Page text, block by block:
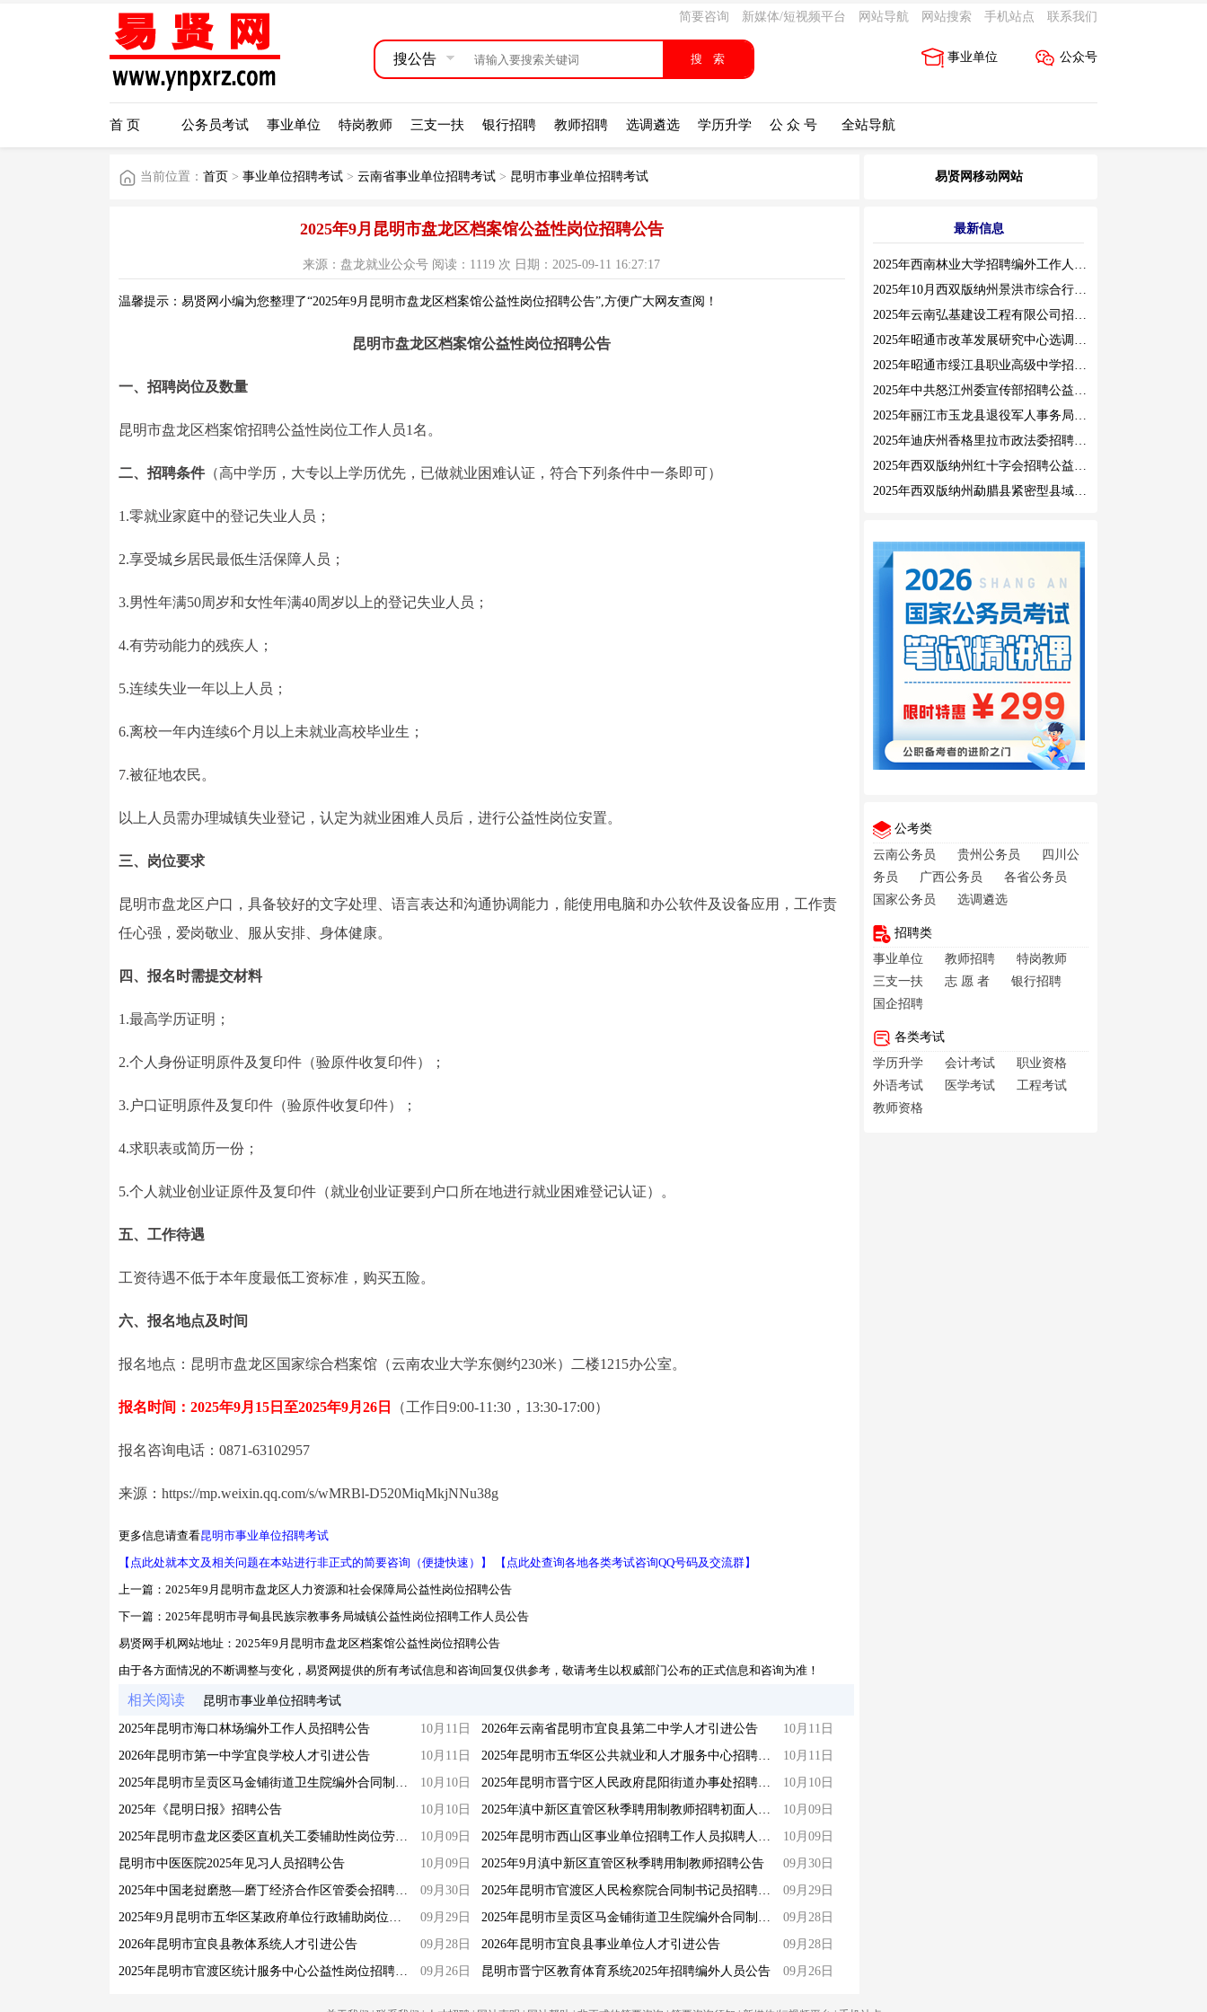
简要咨询 新媒体/短视频平台 网站导航 网站搜索 手机站点 联系我们
搜公告 公众号
事业单位
首 页 公务员考试 事业单位 特岗教师 三支一扶 银行招聘 教师招聘 选调遴选 学历升学 公 众 号 全站导航
当前位置： 首页 > 事业单位招聘考试 > 云南省事业单位招聘考试 > 昆明市事业单位招聘考试
2025年9月昆明市盘龙区档案馆公益性岗位招聘公告
来源：盘龙就业公众号 阅读：1119 次 日期：2025-09-11 16:27:17
温馨提示：易贤网小编为您整理了“2025年9月昆明市盘龙区档案馆公益性岗位招聘公告”,方便广大网友查阅！
昆明市盘龙区档案馆公益性岗位招聘公告
一、招聘岗位及数量
昆明市盘龙区档案馆招聘公益性岗位工作人员1名。
二、招聘条件（高中学历，大专以上学历优先，已做就业困难认证，符合下列条件中一条即可）
1.零就业家庭中的登记失业人员；
2.享受城乡居民最低生活保障人员；
3.男性年满50周岁和女性年满40周岁以上的登记失业人员；
4.有劳动能力的残疾人；
5.连续失业一年以上人员；
6.离校一年内连续6个月以上未就业高校毕业生；
7.被征地农民。
以上人员需办理城镇失业登记，认定为就业困难人员后，进行公益性岗位安置。
三、岗位要求
昆明市盘龙区户口，具备较好的文字处理、语言表达和沟通协调能力，能使用电脑和办公软件及设备应用，工作责
任心强，爱岗敬业、服从安排、身体健康。
四、报名时需提交材料
1.最高学历证明；
2.个人身份证明原件及复印件（验原件收复印件）；
3.户口证明原件及复印件（验原件收复印件）；
4.求职表或简历一份；
5.个人就业创业证原件及复印件（就业创业证要到户口所在地进行就业困难登记认证）。
五、工作待遇
工资待遇不低于本年度最低工资标准，购买五险。
六、报名地点及时间
报名地点：昆明市盘龙区国家综合档案馆（云南农业大学东侧约230米）二楼1215办公室。
报名时间：2025年9月15日至2025年9月26日 （工作日9:00-11:30，13:30-17:00）
报名咨询电话：0871-63102957
来源：https://mp.weixin.qq.com/s/wMRBl-D520MiqMkjNNu38g
更多信息请查看昆明市事业单位招聘考试
【点此处就本文及相关问题在本站进行非正式的简要咨询（便捷快速）】
【点此处查询各地各类考试咨询QQ号码及交流群】
上一篇： 2025年9月昆明市盘龙区人力资源和社会保障局公益性岗位招聘公告
下一篇： 2025年昆明市寻甸县民族宗教事务局城镇公益性岗位招聘工作人员公告
易贤网手机网站地址： 2025年9月昆明市盘龙区档案馆公益性岗位招聘公告
由于各方面情况的不断调整与变化，易贤网提供的所有考试信息和咨询回复仅供参考，敬请考生以权威部门公布的正式信息和咨询为准！
相关阅读 昆明市事业单位招聘考试
2025年昆明市海口林场编外工作人员招聘公告 10月11日 2026年云南省昆明市宜良县第二中学人才引进公告
10月11日
2026年昆明市第一中学宜良学校人才引进公告
10月11日 2025年昆明市五华区公共就业和人才服务中心招聘公益性岗位人员公告
10月11日
2025年昆明市呈贡区马金铺街道卫生院编外合同制专业技术人员招聘笔试公告
10月10日 2025年昆明市晋宁区人民政府昆阳街道办事处招聘编外人员公告
10月10日
2025年《昆明日报》招聘公告
10月10日 2025年滇中新区直管区秋季聘用制教师招聘初面人员公告
10月09日
2025年昆明市盘龙区委区直机关工委辅助性岗位劳务派遣工作人员招聘公告
10月09日 2025年昆明市西山区事业单位招聘工作人员拟聘人员公示（四）
10月09日
昆明市中医医院2025年见习人员招聘公告
10月09日 2025年9月滇中新区直管区秋季聘用制教师招聘公告
09月30日
2025年中国老挝磨憨—磨丁经济合作区管委会招聘劳动合同聘用人员公告
09月30日 2025年昆明市官渡区人民检察院合同制书记员招聘公告
09月29日
2025年9月昆明市五华区某政府单位行政辅助岗位人员招聘公告
09月29日 2025年昆明市呈贡区马金铺街道卫生院编外合同制专业技术人员招聘公告
09月28日
2026年昆明市宜良县教体系统人才引进公告
09月28日 2026年昆明市宜良县事业单位人才引进公告
09月28日
2025年昆明市官渡区统计服务中心公益性岗位招聘公告
09月26日 昆明市晋宁区教育体育系统2025年招聘编外人员公告 09月26日
易贤网移动网站
最新信息
2025年西南林业大学招聘编外工作人员公告（三）
2025年10月西双版纳州景洪市综合行政执法局招聘人员公告
2025年云南弘基建设工程有限公司招聘公告
2025年昭通市改革发展研究中心选调工作人员职业素质测评通告
2025年昭通市绥江县职业高级中学招聘编外紧缺临聘数学教师公告
2025年中共怒江州委宣传部招聘公益性岗位公告
2025年丽江市玉龙县退役军人事务局公益性岗位招聘公告
2025年迪庆州香格里拉市政法委招聘公益性岗位公告
2025年西双版纳州红十字会招聘公益性岗位人员公告
2025年西双版纳州勐腊县紧密型县域医共体招聘编外人员公告
公考类
云南公务员
贵州公务员
四川公
务员
广西公务员
各省公务员
国家公务员
选调遴选
招聘类
事业单位
教师招聘
特岗教师
三支一扶
志 愿 者
银行招聘
国企招聘
各类考试
学历升学
会计考试
职业资格
外语考试
医学考试
工程考试
教师资格